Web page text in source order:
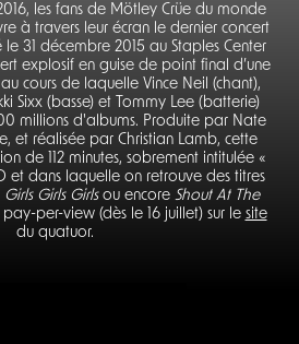
les fans de Mötley Crüe du monde
à travers leur écran le dernier concert
31 décembre 2015 au Staples Center
explosif en guise de point final d’une
cours de laquelle Vince Neil (chant),
Sixx (basse) et Tommy Lee (batterie)
millions d'albums. Produite par Nate
et réalisée par Christian Lamb, cette
de 112 minutes, sobrement intitulée «
et dans laquelle on retrouve des titres
Girls Girls Girlsou encore Shout At The
per-view (dès le 16 juillet) sur le site
du quatuor.